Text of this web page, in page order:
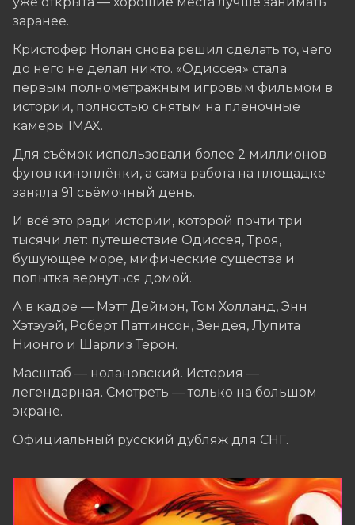
заранее.
Кристофер Нолан снова решил сделать то, чего
до него не делал никто. «Одиссея» стала
первым полнометражным игровым фильмом в
истории, полностью снятым на плёночные
камеры IMAX.
Для съёмок использовали более 2 миллионов
футов киноплёнки, а сама работа на площадке
заняла 91 съёмочный день.
И всё это ради истории, которой почти три
тысячи лет: путешествие Одиссея, Троя,
бушующее море, мифические существа и
попытка вернуться домой.
А в кадре — Мэтт Деймон, Том Холланд, Энн
Хэтэуэй, Роберт Паттинсон, Зендея, Лупита
Нионго и Шарлиз Терон.
Масштаб — нолановский. История —
легендарная. Смотреть — только на большом
экране.
Официальный русский дубляж для СНГ.